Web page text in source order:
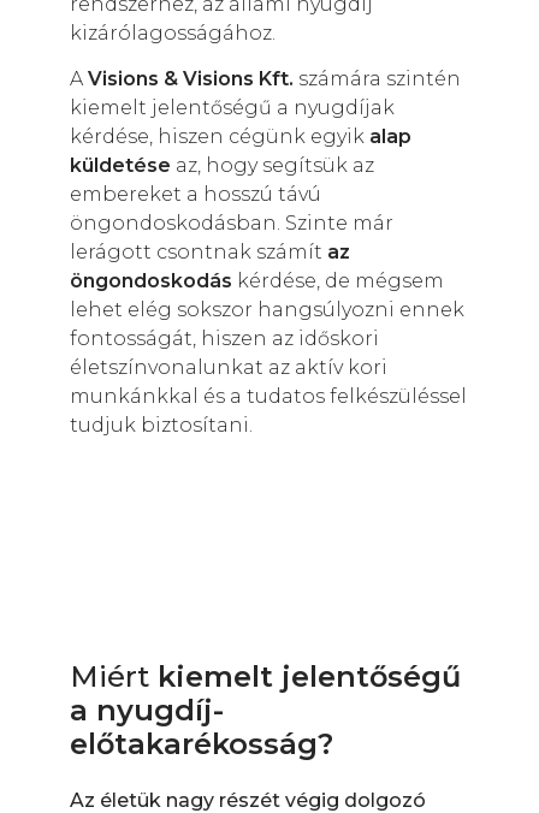
kizárólagosságához.
A Visions & Visions Kft. számára szintén
kiemelt jelentőségű a nyugdíjak
kérdése, hiszen cégünk egyik alap
küldetése az, hogy segítsük az
embereket a hosszú távú
öngondoskodásban. Szinte már
lerágott csontnak számít az
öngondoskodás kérdése, de mégsem
lehet elég sokszor hangsúlyozni ennek
fontosságát, hiszen az időskori
életszínvonalunkat az aktív kori
munkánkkal és a tudatos felkészüléssel
tudjuk biztosítani.
Miért kiemelt jelentőségű
a nyugdíj-
előtakarékosság?
Az életük nagy részét végig dolgozó